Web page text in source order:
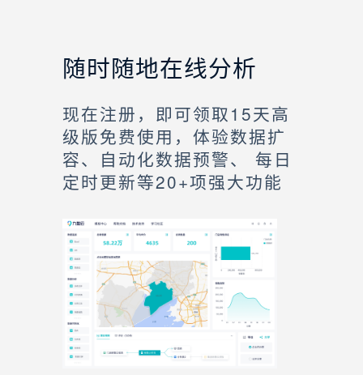
随时随地在线分析
现在注册，即可领取15天高
级版免费使用，体验数据扩
容、自动化数据预警、 每日
定时更新等20+项强大功能